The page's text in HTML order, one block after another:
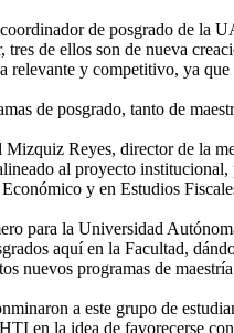
de posgrado de la
de ellos son de nueva
relevante y competitivo, ya
de posgrado, tanto de
Reyes, director de la
al proyecto
y en Estudios
para la Universidad
aquí en la Facultad,
nuevos programas de
a este grupo de
en la idea de favorecerse